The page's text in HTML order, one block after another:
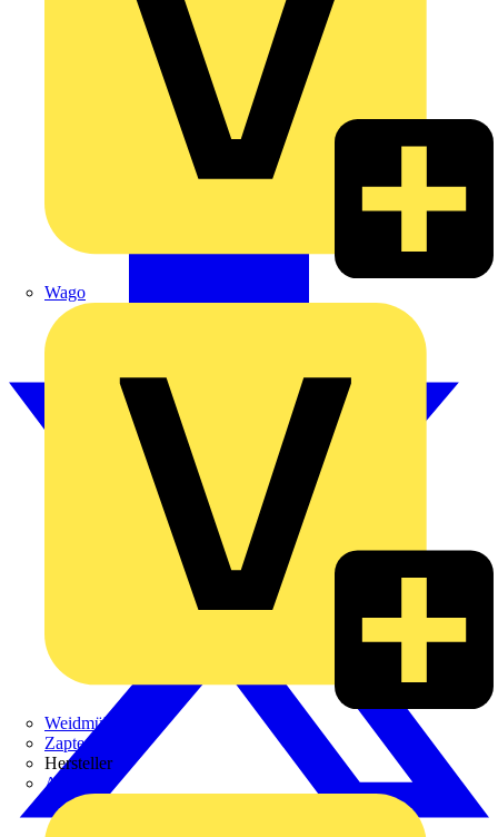
Wago
Weidmüller
Zaptec
Hersteller
ABB